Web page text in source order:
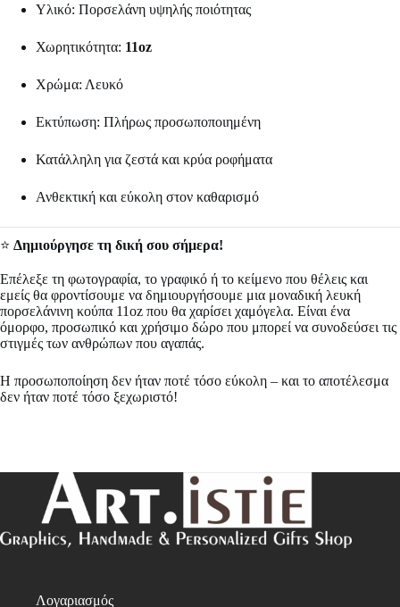
Υλικό: Πορσελάνη υψηλής ποιότητας
Χωρητικότητα: 11oz
Χρώμα: Λευκό
Εκτύπωση: Πλήρως προσωποποιημένη
Κατάλληλη για ζεστά και κρύα ροφήματα
Ανθεκτική και εύκολη στον καθαρισμό
⭐ Δημιούργησε τη δική σου σήμερα!
Επέλεξε τη φωτογραφία, το γραφικό ή το κείμενο που θέλεις και
εμείς θα φροντίσουμε να δημιουργήσουμε μια μοναδική λευκή
πορσελάνινη κούπα 11oz που θα χαρίσει χαμόγελα. Είναι ένα
όμορφο, προσωπικό και χρήσιμο δώρο που μπορεί να συνοδεύσει τις
στιγμές των ανθρώπων που αγαπάς.
Η προσωποποίηση δεν ήταν ποτέ τόσο εύκολη – και το αποτέλεσμα
δεν ήταν ποτέ τόσο ξεχωριστό!
Λογαριασμός